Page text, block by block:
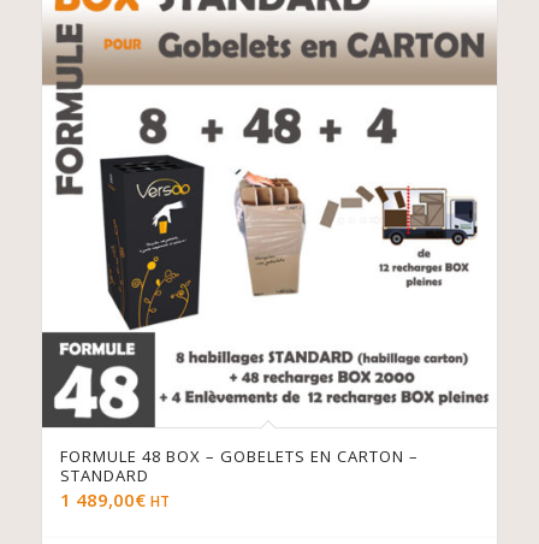
FORMULE 48 BOX – GOBELETS EN CARTON –
STANDARD
1 489,00€ HT